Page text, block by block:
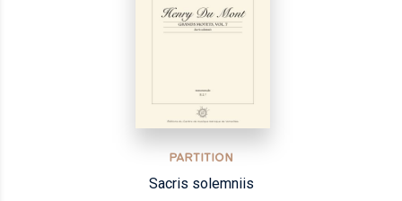
PARTITION
Sacris solemniis